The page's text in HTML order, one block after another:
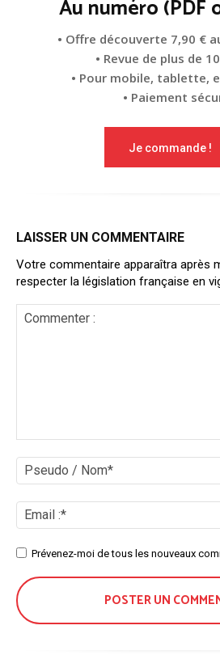
Au numéro (PDF
• Offre découverte 7,90 €
• Revue de plus de
• Pour mobile, tablette,
• Paiement
Je commande !
LAISSER UN COMMENTAIRE
Votre commentaire apparaîtra après
respecter la législation française en
SitePrévenez-moi de tous les nouveaux